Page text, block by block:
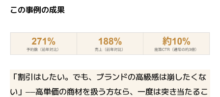
この事例の成果
「割引はしたい。でも、ブランドの高級感は崩したくな
い」――高単価の商材を扱う方なら、一度は突き当たるこ